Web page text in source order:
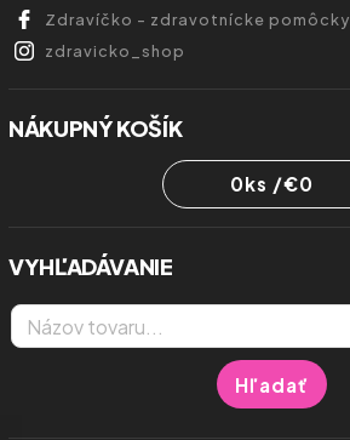
Zdravíčko - zdravotnícke pomôcky
zdravicko_shop
NÁKUPNÝ KOŠÍK
0ks /€0
VYHĽADÁVANIE
Hľadať